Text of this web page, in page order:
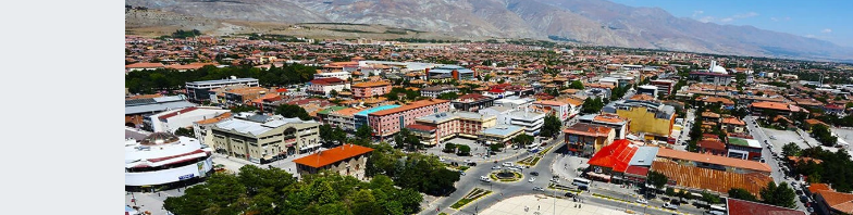
Ekonomi
Gündem
Haberde İnsan